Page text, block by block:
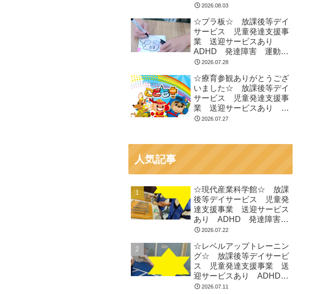
害 運動療育 市川市 船
2026.08.03
☆プラ板☆ 放課後等デイ
サービス 児童発達支援事
業 送迎サービスあり
ADHD 発達障害 運動療
育 市川市 船橋市
2026.07.28
☆療育参観ありがとうござ
いました☆ 放課後等デイ
サービス 児童発達支援事
業 送迎サービスあり
ADHD 発達障害 運動療
2026.07.27
人気記事
☆現代産業科学館☆ 放課
後等デイサービス 児童発
達支援事業 送迎サービス
あり ADHD 発達障害
運動療育 市川市 船橋市
2026.07.22
☆レベルアップトレーニン
グ☆ 放課後等デイサービ
ス 児童発達支援事業 送
迎サービスあり ADHD
発達障害 運動療育 市川
2026.07.11